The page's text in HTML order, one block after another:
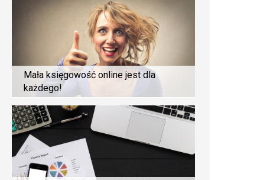
Mała księgowość online jest dla
każdego!